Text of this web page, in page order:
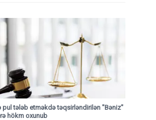
pul tələb etməkdə təqsirləndirilən "Bəniz"
hökm oxunub